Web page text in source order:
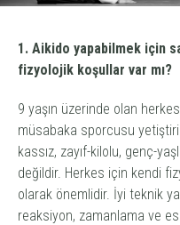
1. Aikido yapabilmek için
fizyolojik koşullar var mı?
9 yaşın üzerinde olan
müsabaka sporcusu
kassız, zayıf-kilolu, genç-
değildir. Herkes için kendi
olarak önemlidir. İyi teknik
reaksiyon, zamanlama ve